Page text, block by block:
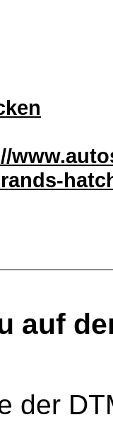
auf
der